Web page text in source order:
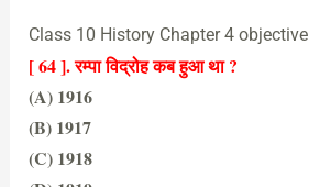
Class 10 History Chapter 4 objective
[ 64 ]. रम्पा विद्रोह कब हुआ था ?
(A) 1916
(B) 1917
(C) 1918